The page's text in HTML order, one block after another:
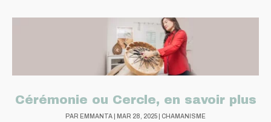
Cérémonie ou Cercle, en savoir plus
PAR EMMANTA MAR 28, 2025 CHAMANISME